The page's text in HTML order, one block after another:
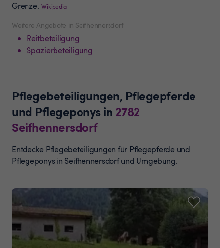
Weitere Angebote in Seifhennersdorf
Reitbeteiligung
Spazierbeteiligung
Grenze. Wikipedia
Pflegebeteiligungen, Pflegepferde
und Pflegeponys in 2782
Seifhennersdorf
Entdecke Pflegebeteiligungen für Pflegepferde und
Pflegeponys in Seifhennersdorf und Umgebung.